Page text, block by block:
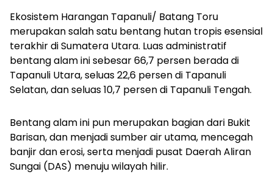
Ekosistem Harangan Tapanuli/ Batang Toru
merupakan salah satu bentang hutan tropis esensial
terakhir di Sumatera Utara. Luas administratif
bentang alam ini sebesar 66,7 persen berada di
Tapanuli Utara, seluas 22,6 persen di Tapanuli
Selatan, dan seluas 10,7 persen di Tapanuli Tengah.
Bentang alam ini pun merupakan bagian dari Bukit
Barisan, dan menjadi sumber air utama, mencegah
banjir dan erosi, serta menjadi pusat Daerah Aliran
Sungai (DAS) menuju wilayah hilir.